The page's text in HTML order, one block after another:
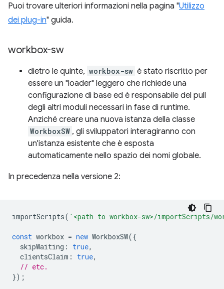
Puoi trovare ulteriori informazioni nella pagina "Utilizzo
dei plug-in" guida.
workbox-sw
dietro le quinte, workbox-sw è stato riscritto per
essere un "loader" leggero che richiede una
configurazione di base ed è responsabile del pull
degli altri moduli necessari in fase di runtime.
Anziché creare una nuova istanza della classe
WorkboxSW , gli sviluppatori interagiranno con
un'istanza esistente che è esposta
automaticamente nello spazio dei nomi globale.
In precedenza nella versione 2:
importScripts( '<path to workbox-sw>/importScripts/
const workbox = new WorkboxSW({
skipWaiting : true,
clientsClaim : true,
// etc.
});